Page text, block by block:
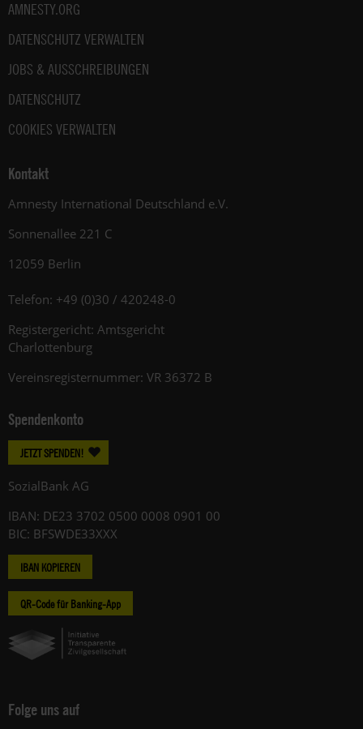
AMNESTY.ORG
DATENSCHUTZ VERWALTEN
JOBS & AUSSCHREIBUNGEN
DATENSCHUTZ
COOKIES VERWALTEN
Kontakt
Amnesty International Deutschland e.V.
Sonnenallee 221 C
12059 Berlin
Telefon: +49 (0)30 / 420248-0
Registergericht: Amtsgericht
Charlottenburg
Vereinsregisternummer: VR 36372 B
Spendenkonto
JETZT SPENDEN!
SozialBank AG
IBAN: DE23 3702 0500 0008 0901 00
BIC: BFSWDE33XXX
IBAN KOPIEREN
QR-Code für Banking-App
Folge uns auf